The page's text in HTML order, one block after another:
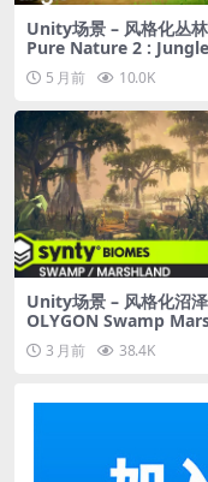
Unity场景 – 风格化丛
Pure Nature 2 : Jungle
5 月前 10.0K
Unity场景 – 风格化沼
OLYGON Swamp
d – Nature Biomes –
oly 3D Art
3 月前 38.4K